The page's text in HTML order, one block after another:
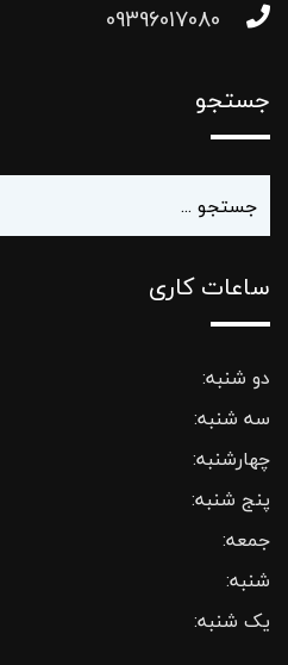
09396017080
جستجو
ساعات کاری
دو شنبه:
سه شنبه:
چهارشنبه:
پنج شنبه:
جمعه:
شنبه:
یک شنبه: